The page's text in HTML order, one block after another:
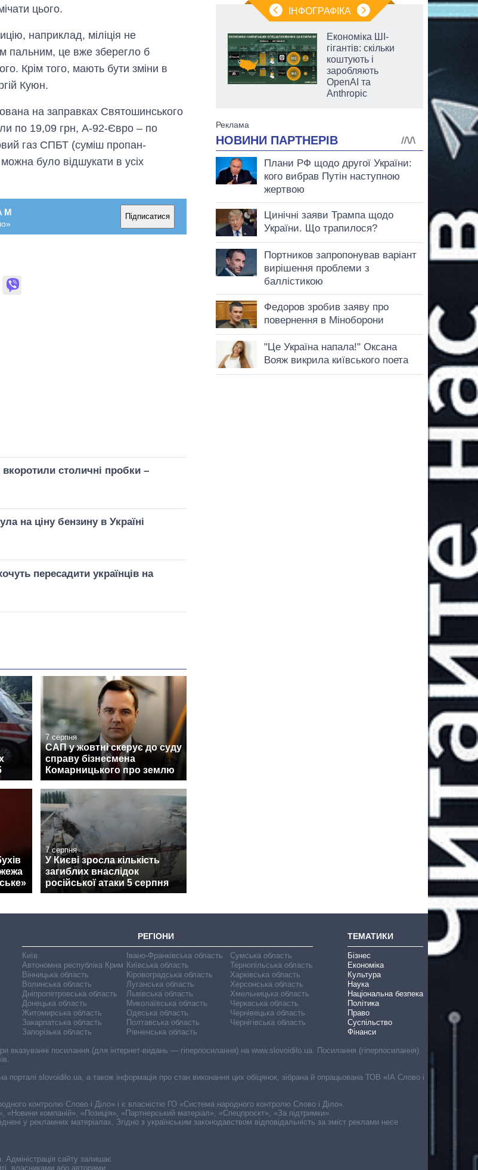
цього.
наприклад, міліція не
пальним, це вже зберегло б
Крім того, мають бути зміни в
Куюн.
на заправках Святошинського
по 19,09 грн, А-92-Євро – по
газ СПБТ (суміш пропан-
було відшукати в усіх
Підписатися
столичні пробки –
на ціну бензину в Україні
пересадити українців на
7 серпня
САП у жовтні скерує до суду
справу бізнесмена
Комарницького про землю
7 серпня
У Києві зросла кількість
загиблих внаслідок
російської атаки 5 серпня
ІНФОГРАФІКА
Як за 10 років
змінилася кількість
бакалаврат,
Економіка ШІ-
гігантів: скільки
коштують і
заробляють
OpenAI та
Anthropic
РЕГІОНИ
Київ
Автономна республіка Крим
Вінницька область
Волинська область
Дніпропетровська область
Донецька область
Житомирська область
Закарпатська область
Запорізька область
Івано-Франківська область
Київська область
Кіровоградська область
Луганська область
Львівська область
Миколаївська область
Одеська область
Полтавська область
Рівненська область
Сумська область
Тернопільська область
Харківська область
Херсонська область
Хмельницька область
Черкаська область
Чернівецька область
Чернігівська область
ТЕМАТИКИ
Бізнес
Економіка
Культура
Наука
Національна безпека
Політика
Право
Суспільство
Фінанси
Адміністрація сайту залишає
власниками або авторами
вказуванні посилання (для інтернет-видань — гіперпосилання) на www.slovoidilo.ua. Посилання (гіперпосилання)
порталі slovoidilo.ua, а також інформація про стан виконання цих обіцянок, зібрана й опрацьована ТОВ «ІА Слово і
контролю Слово і Діло» і є власністю ГО «Система народного контролю Слово і Діло».
компаній», «Позиція», «Партнерський матеріал», «Спецпроєкт», «За підтримки».
у рекламних матеріалах. Згідно з українським законодавством відповідальність за зміст реклами несе